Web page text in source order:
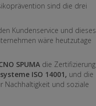
sind die drei
Kundenservice und dieses
wäre heutzutage
SPUMA die Zertifizierung
ISO 14001, und die
Nachhaltigkeit und soziale